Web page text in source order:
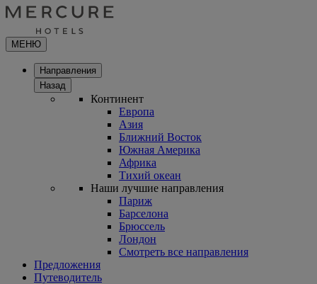
МЕНЮ
Направления
Назад
Континент
Европа
Азия
Ближний Восток
Южная Америка
Африка
Тихий океан
Наши лучшие направления
Париж
Барселона
Брюссель
Лондон
Смотреть все направления
Предложения
Путеводитель